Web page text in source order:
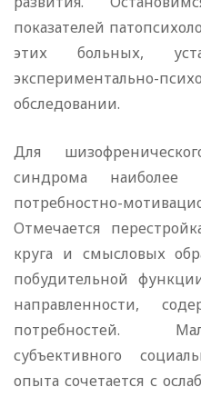
показателей
этих больных,
экспериментально-
обследовании.
Для
синдрома наиболее
потребностно-
Отмечается
круга и смысловых
побудительной
направленности,
потребностей.
субъективного
опыта сочетается с